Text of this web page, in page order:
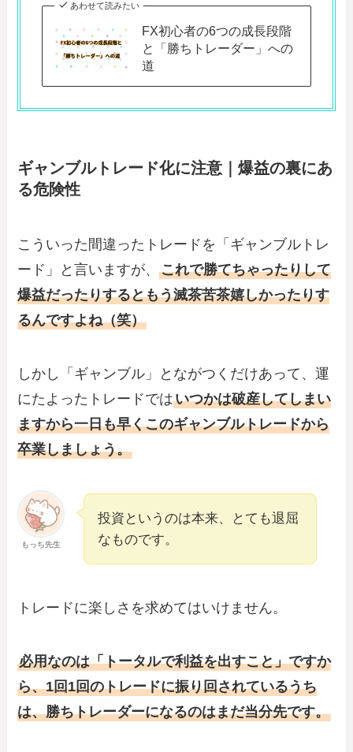
あわせて読みたい
FX初心者の6つの成長段階
と「勝ちトレーダー」への
道
ギャンブルトレード化に注意｜爆益の裏にあ
る危険性
こういった間違ったトレードを「ギャンブルトレ
ード」と言いますが、これで勝てちゃったりして
爆益だったりするともう滅茶苦茶嬉しかったりす
るんですよね（笑）
しかし「ギャンブル」とながつくだけあって、運
にたよったトレードではいつかは破産してしまい
ますから一日も早くこのギャンブルトレードから
卒業しましょう。
もっち先生
投資というのは本来、とても退屈
なものです。
トレードに楽しさを求めてはいけません。
必用なのは「トータルで利益を出すこと」ですか
ら、1回1回のトレードに振り回されているうち
は、勝ちトレーダーになるのはまだ当分先です。